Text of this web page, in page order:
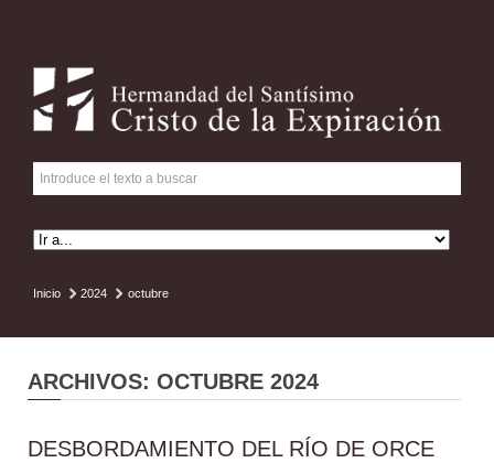
Inicio 2024 octubre
ARCHIVOS: OCTUBRE 2024
DESBORDAMIENTO DEL RÍO DE ORCE